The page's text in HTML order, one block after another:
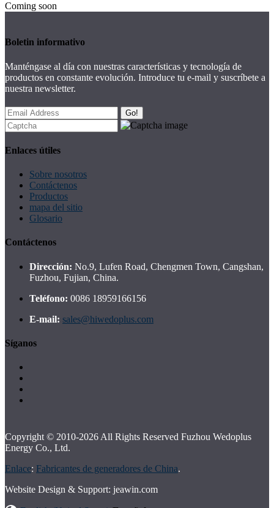
Coming soon
Boletin informativo
Manténgase al día con nuestras características y tecnología de
productos en constante evolución. Introduce tu e-mail y suscríbete a
nuestra newsletter.
Go!
Enlaces útiles
Sobre nosotros
Contáctenos
Productos
mapa del sitio
Glosario
Contáctenos
Dirección: No.9, Lufen Road, Chengmen Town, Cangshan,
Fuzhou, Fujian, China.
Teléfono: 0086 18959166156
E-mail: sales@hiwedoplus.com
Síganos
Copyright © 2010-2026 All Rights Reserved Fuzhou Wedoplus
Energy Co., Ltd.
Enlace: Fabricantes de generadores de China.
Website Design & Support: jeawin.com